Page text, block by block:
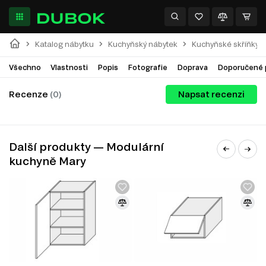
Katalog nábytku Kuchyňský nábytek Kuchyňské skříňky
Všechno Vlastnosti Popis Fotografie Doprava Doporučené
Recenze (0) Napsat recenzi
Další produkty — Modulární
kuchyně Mary